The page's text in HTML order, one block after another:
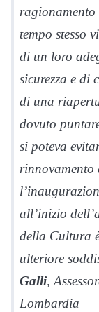
ragionamento
tempo stesso
di un loro
sicurezza e di
di una
dovuto
si poteva
all’inizio
della Cultura
ulteriore
Galli,
Lombardia